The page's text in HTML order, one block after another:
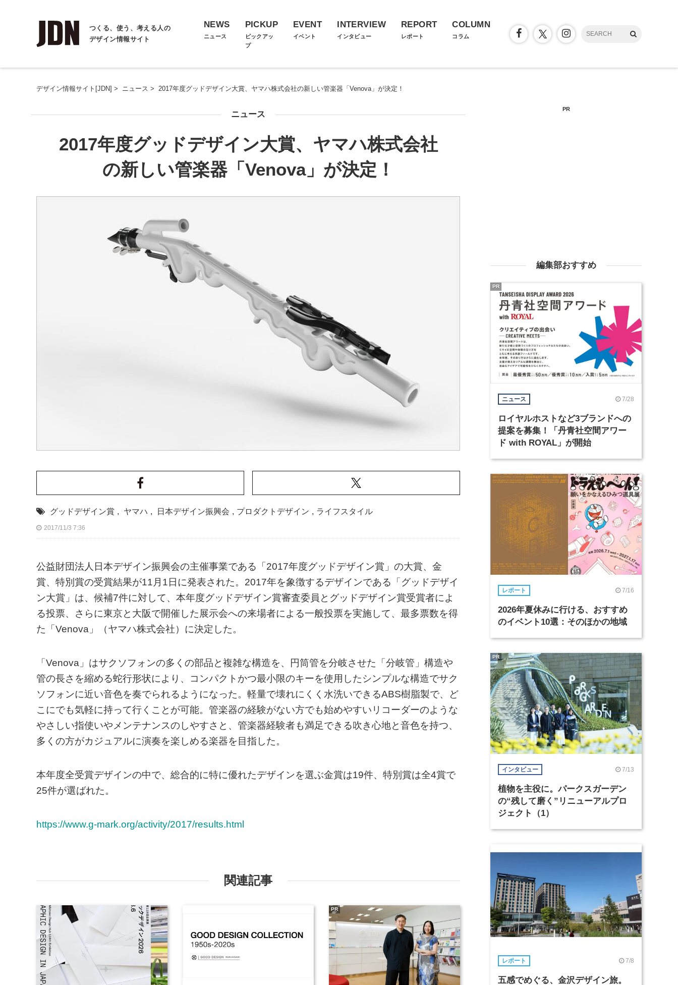
つくる、使う、考える人の
デザイン情報サイト
NEWS
ニュース
PICKUP
ピックアッ
プ
EVENT
イベント
INTERVIEW
インタビュー
REPORT
レポート
COLUMN
コラム
デザイン情報サイト[JDN] > ニュース > 2017年度グッドデザイン大賞、ヤマハ株式会社の新しい管楽器「Venova」が決定！
ニュース
2017年度グッドデザイン大賞、ヤマハ株式会社
の新しい管楽器「Venova」が決定！
グッドデザイン賞 , ヤマハ , 日本デザイン振興会 , プロダクトデザイン , ライフスタイル
2017/11/3 7:36
公益財団法人日本デザイン振興会の主催事業である「2017年度グッドデザイン賞」の大賞、金
賞、特別賞の受賞結果が11月1日に発表された。2017年を象徴するデザインである「グッドデザイ
ン大賞」は、候補7件に対して、本年度グッドデザイン賞審査委員とグッドデザイン賞受賞者によ
る投票、さらに東京と大阪で開催した展示会への来場者による一般投票を実施して、最多票数を得
た「Venova」（ヤマハ株式会社）に決定した。
「Venova」はサクソフォンの多くの部品と複雑な構造を、円筒管を分岐させた「分岐管」構造や
管の長さを縮める蛇行形状により、コンパクトかつ最小限のキーを使用したシンプルな構造でサク
ソフォンに近い音色を奏でられるようになった。軽量で壊れにくく水洗いできるABS樹脂製で、ど
こにでも気軽に持って行くことが可能。管楽器の経験がない方でも始めやすいリコーダーのような
やさしい指使いやメンテナンスのしやすさと、管楽器経験者も満足できる吹き心地と音色を持つ、
多くの方がカジュアルに演奏を楽しめる楽器を目指した。
本年度全受賞デザインの中で、総合的に特に優れたデザインを選ぶ金賞は19件、特別賞は全4賞で
25件が選ばれた。
https://www.g-mark.org/activity/2017/results.html
関連記事
PR
PR
編集部おすすめ
ニュース 7/28
ロイヤルホストなど3ブランドへの
提案を募集！「丹青社空間アワー
ド with ROYAL」が開始
PR
レポート 7/16
2026年夏休みに行ける、おすすめ
のイベント10選：そのほかの地域
インタビュー 7/13
植物を主役に。パークスガーデン
の“残して磨く”リニューアルプロ
ジェクト（1）
PR
レポート 7/8
五感でめぐる、金沢デザイン旅。